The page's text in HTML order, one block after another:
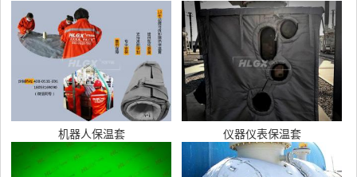
机器人保温套 仪器仪表保温套